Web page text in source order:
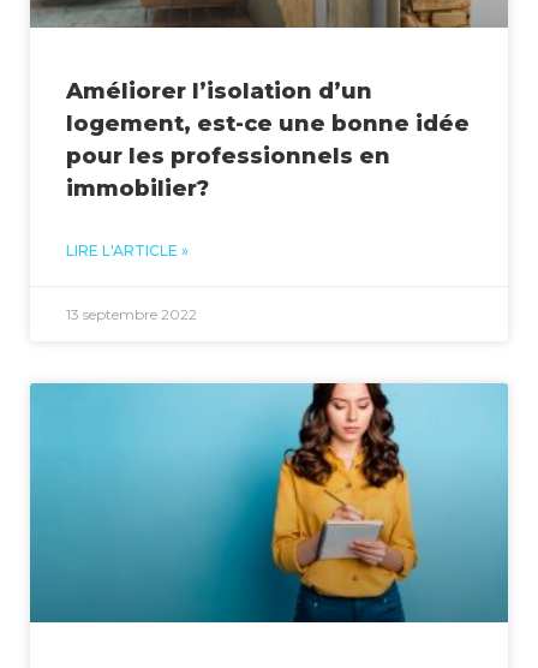
Améliorer l’isolation d’un
logement, est-ce une bonne idée
pour les professionnels en
immobilier?
LIRE L'ARTICLE »
13 septembre 2022